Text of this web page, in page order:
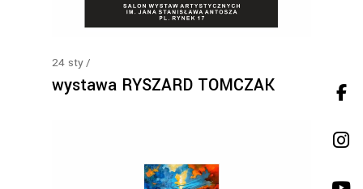
24 sty
wystawa RYSZARD TOMCZAK